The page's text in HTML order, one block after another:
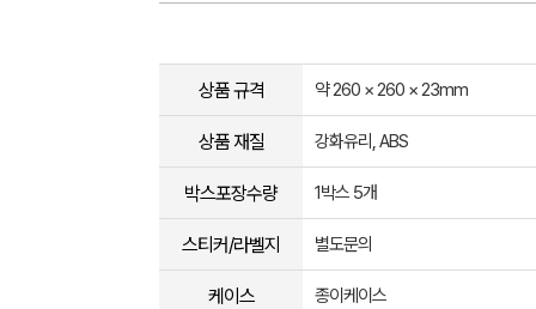
상품 규격 약 260 × 260 × 23mm
상품 재질 강화유리, ABS
박스포장수량 1박스 5개
스티커/라벨지 별도문의
케이스 종이케이스